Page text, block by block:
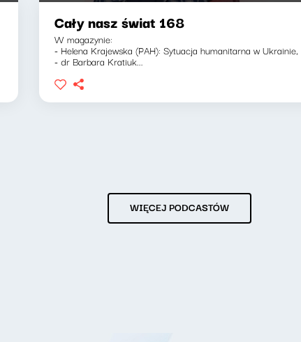
Cały nasz świat 168
W magazynie:
- Helena Krajewska (PAH): Sytuacja humanitarna w Ukrainie,
- dr Barbara Kratiuk...
WIĘCEJ PODCASTÓW